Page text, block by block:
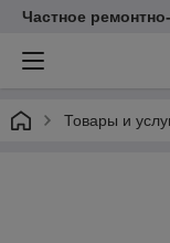
Частное
Товары и